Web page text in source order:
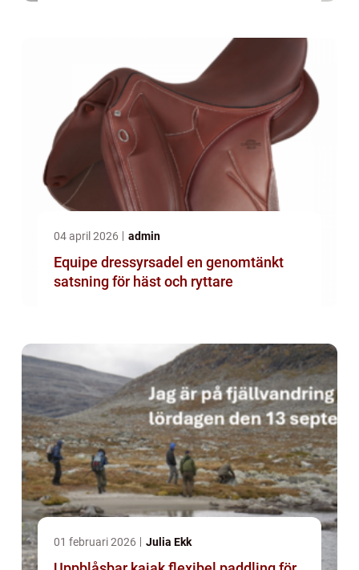
04 april 2026 admin
Equipe dressyrsadel en genomtänkt
satsning för häst och ryttare
01 februari 2026 Julia Ekk